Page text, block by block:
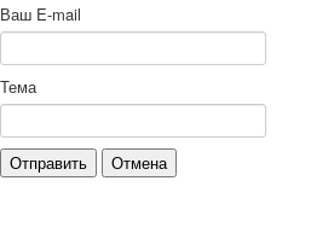
Ваш E-mail
Тема
Отправить Отмена